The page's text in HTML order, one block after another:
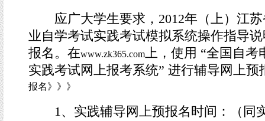
应广大学生要求，2012年（上）江苏
业自学考试实践考试模拟系统操作指导
报名。在www.zk365.com上，使用 “全国自考
实践考试网上报考系统” 进行辅导网上
报名》》》
1、实践辅导网上预报名时间：（同